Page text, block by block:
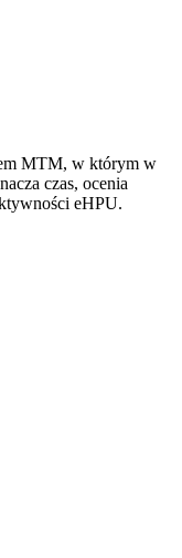
MTM, w którym w
czas, ocenia
eHPU.